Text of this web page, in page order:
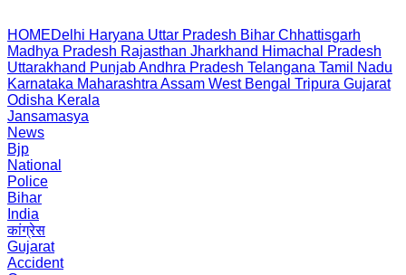
HOMEDelhi Haryana Uttar Pradesh Bihar Chhattisgarh
Madhya Pradesh Rajasthan Jharkhand Himachal Pradesh
Uttarakhand PunjabAndhra Pradesh Telangana Tamil Nadu
Karnataka Maharashtra Assam West Bengal Tripura Gujarat
Odisha Kerala
Jansamasya
News
Bjp
National
Police
Bihar
India
कांग्रेस
Gujarat
Accident